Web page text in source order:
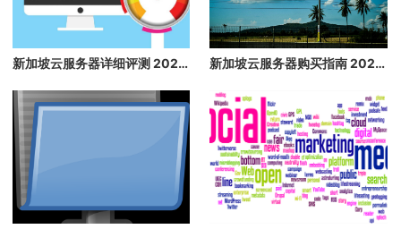
新加坡云服务器详细评测 2026：东南亚枢纽，带宽充足价格低 新加坡云服务器购买指南 2026：东南亚枢纽，带宽充足价格低